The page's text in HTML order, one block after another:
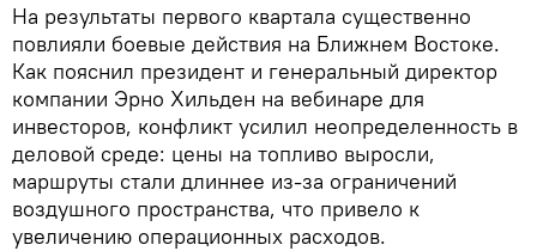
На результаты первого квартала существенно
повлияли боевые действия на Ближнем Востоке.
Как пояснил президент и генеральный директор
компании Эрно Хильден на вебинаре для
инвесторов, конфликт усилил неопределенность в
деловой среде: цены на топливо выросли,
маршруты стали длиннее из-за ограничений
воздушного пространства, что привело к
увеличению операционных расходов.